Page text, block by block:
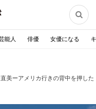

能人 俳優 女優になる
美ーアメリカ行きの背中を押した